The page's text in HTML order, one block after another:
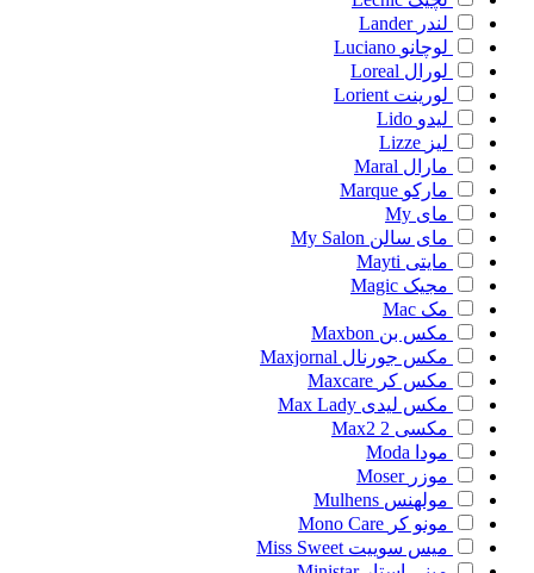
لندر Lander
لوچانو Luciano
لورال Loreal
لورینت Lorient
لیدو Lido
لیز Lizze
مارال Maral
مارکو Marque
مای My
مای سالن My Salon
مایتی Mayti
مجیک Magic
مک Mac
مکس بن Maxbon
مکس جورنال Maxjornal
مکس کر Maxcare
مکس لیدی Max Lady
مکسی 2
Max2
مودا Moda
موزر Moser
مولهنس Mulhens
مونو کر Mono Care
میس سوییت Miss Sweet